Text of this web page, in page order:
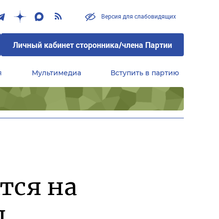
Версия для слабовидящих
Личный кабинет сторонника/члена Партии
Мультимедиа Вступить в партию
на